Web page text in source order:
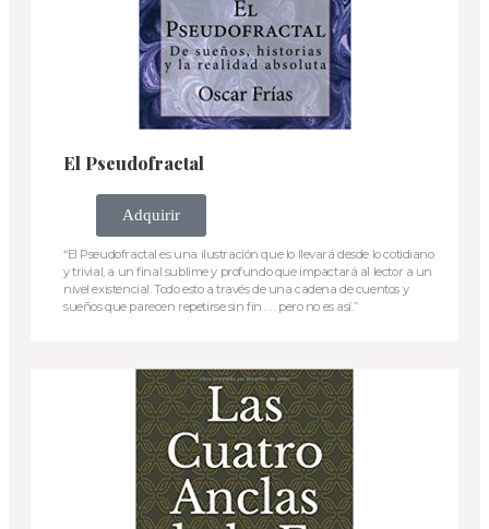
El Pseudofractal
Adquirir
“El Pseudofractal es una ilustración que lo llevará desde lo cotidiano
y trivial, a un final sublime y profundo que impactará al lector a un
nivel existencial. Todo esto a través de una cadena de cuentos y
sueños que parecen repetirse sin fin . . . pero no es así.”